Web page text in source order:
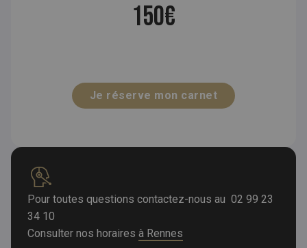
150€
Je réserve mon carnet
Pour toutes questions contactez-nous au 02 99 23
34 10
Consulter nos horaires à Rennes